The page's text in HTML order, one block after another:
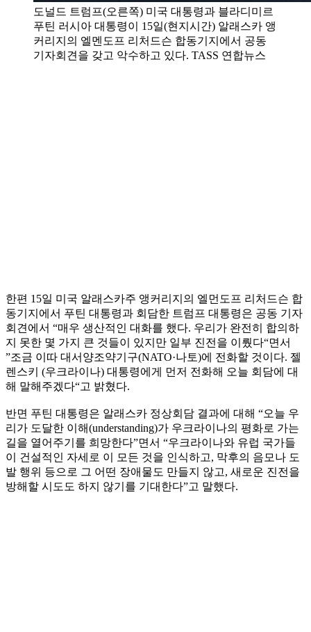
도널드 트럼프(오른쪽) 미국 대통령과 블라디미르
푸틴 러시아 대통령이 15일(현지시간) 알래스카 앵
커리지의 엘멘도프 리처드슨 합동기지에서 공동
기자회견을 갖고 악수하고 있다. TASS 연합뉴스
한편 15일 미국 알래스카주 앵커리지의 엘먼도프 리처드슨 합
동기지에서 푸틴 대통령과 회담한 트럼프 대통령은 공동 기자
회견에서 “매우 생산적인 대화를 했다. 우리가 완전히 합의하
지 못한 몇 가지 큰 것들이 있지만 일부 진전을 이뤘다“면서
”조금 이따 대서양조약기구(NATO·나토)에 전화할 것이다. 젤
렌스키 (우크라이나) 대통령에게 먼저 전화해 오늘 회담에 대
해 말해주겠다“고 밝혔다.
반면 푸틴 대통령은 알래스카 정상회담 결과에 대해 “오늘 우
리가 도달한 이해(understanding)가 우크라이나의 평화로 가는
길을 열어주기를 희망한다”면서 “우크라이나와 유럽 국가들
이 건설적인 자세로 이 모든 것을 인식하고, 막후의 음모나 도
발 행위 등으로 그 어떤 장애물도 만들지 않고, 새로운 진전을
방해할 시도도 하지 않기를 기대한다”고 말했다.